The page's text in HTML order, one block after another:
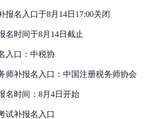
报名入口于8月14日17:00关闭
名时间于8月14日截止
入口：中税协
师补报名入口：中国注册税务师协会
名时间：8月4日开始
试补报名入口